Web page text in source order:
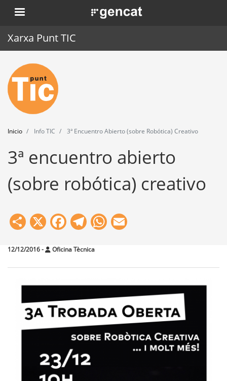
Pasar
al
. Obre en una nova finestra.
Xarxa Punt TIC
Inicio
Punt TIC
Actualidad
Agenda
Formación
Herramientas
Inicio Info TIC 3ª Encuentro Abierto (sobre Robótica) Creativo
3ª encuentro abierto
(sobre robótica) creativo
Share
X Facebook
Telegram
WhatsApp
12/12/2016- Oficina Tècnica